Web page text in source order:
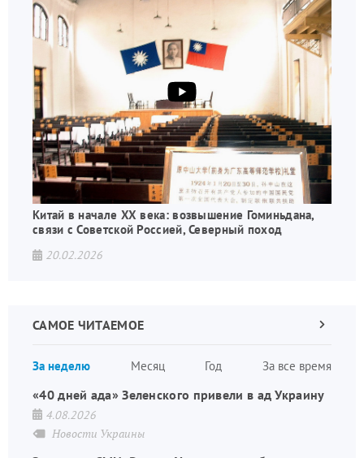
Китай в начале XX века: возвышение Гоминьдана,
связи с Советской Россией, Северный поход
20.02.2026
САМОЕ ЧИТАЕМОЕ
За неделю Месяц Год За все время
Следующая
«40 дней ада» Зеленского привели в ад Украину
4.08.2026
Новости Украины